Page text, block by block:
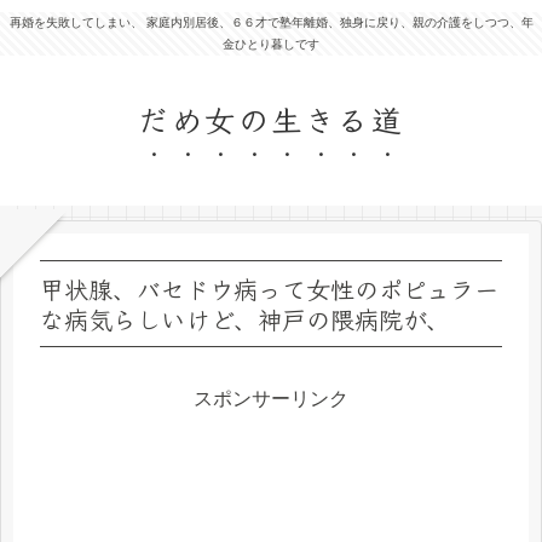
再婚を失敗してしまい、 家庭内別居後、６６才で塾年離婚、独身に戻り、親の介護をしつつ、年
金ひとり暮しです
だめ女の生きる道
甲状腺、バセドウ病って女性のポピュラー
な病気らしいけど、神戸の隈病院が、
スポンサーリンク